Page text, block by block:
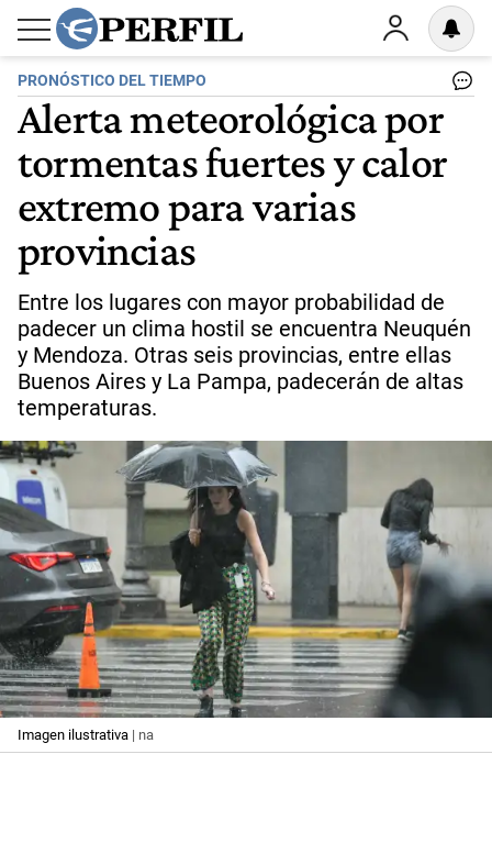
PRONÓSTICO DEL TIEMPO
Alerta meteorológica por
tormentas fuertes y calor
extremo para varias
provincias
Entre los lugares con mayor probabilidad de
padecer un clima hostil se encuentra Neuquén
y Mendoza. Otras seis provincias, entre ellas
Buenos Aires y La Pampa, padecerán de altas
temperaturas.
Imagen ilustrativa | na